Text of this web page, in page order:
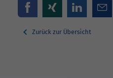
Zurück zur Übersicht